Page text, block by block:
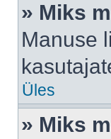
» Miks
Manuse
Üles
» Miks